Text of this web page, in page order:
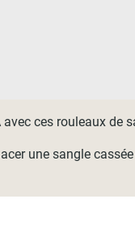
ces rouleaux de
une sangle